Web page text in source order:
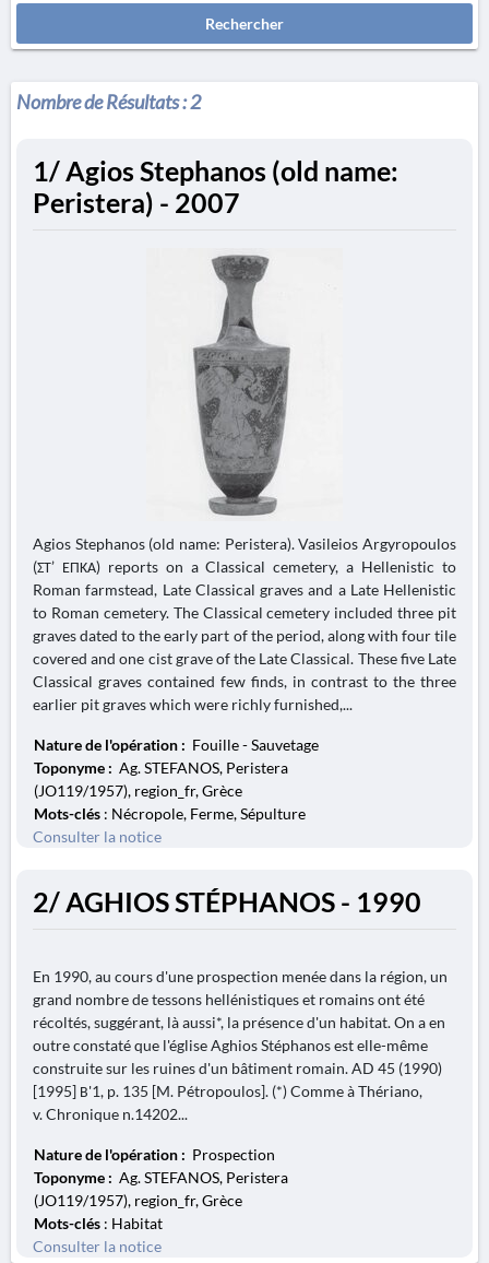
Rechercher
Nombre de Résultats :2
1/ Agios Stephanos (old name:
Peristera) - 2007
Agios Stephanos (old name: Peristera). Vasileios Argyropoulos
(ΣΤ’ ΕΠΚΑ) reports on a Classical cemetery, a Hellenistic to
Roman farmstead, Late Classical graves and a Late Hellenistic
to Roman cemetery. The Classical cemetery included three pit
graves dated to the early part of the period, along with four tile
covered and one cist grave of the Late Classical. These five Late
Classical graves contained few finds, in contrast to the three
earlier pit graves which were richly furnished,...
Nature de l'opération : Fouille - Sauvetage
Toponyme : Ag. STEFANOS, Peristera
(JO119/1957), region_fr, Grèce
Mots-clés : Nécropole, Ferme, Sépulture
Consulter la notice
2/ AGHIOS STÉPHANOS - 1990
En 1990, au cours d'une prospection menée dans la région, un
grand nombre de tessons hellénistiques et romains ont été
récoltés, suggérant, là aussi*, la présence d'un habitat. On a en
outre constaté que l'église Aghios Stéphanos est elle-même
construite sur les ruines d'un bâtiment romain. AD 45 (1990)
[1995] Β'1, p. 135 [M. Pétropoulos]. (*) Comme à Thériano,
v. Chronique n.14202...
Nature de l'opération : Prospection
Toponyme : Ag. STEFANOS, Peristera
(JO119/1957), region_fr, Grèce
Mots-clés : Habitat
Consulter la notice